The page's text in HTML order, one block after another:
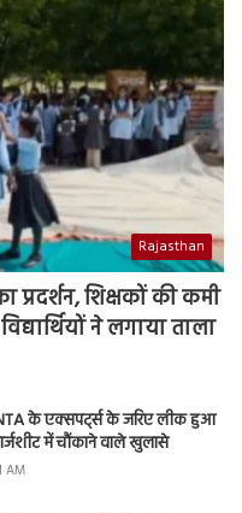
Rajasthan
प्रदर्शन, शिक्षकों की कमी
ने लगाया ताला
के एक्सपर्ट्स के जरिए लीक हुआ
में चौंकाने वाले खुलासे
AM